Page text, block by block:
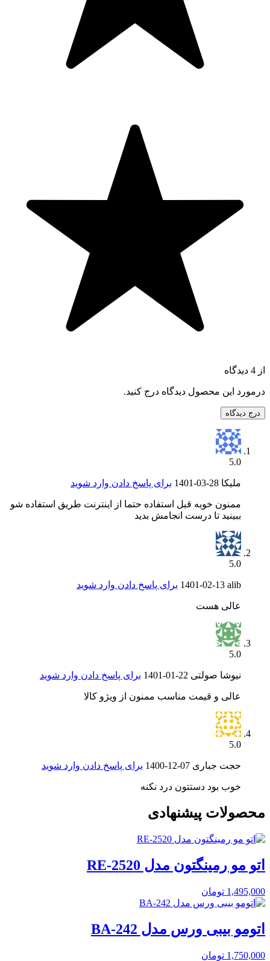
از 4 دیدگاه
درمورد این محصول دیدگاه درج کنید.
درج دیدگاه
5.0
ملیکا 1401-03-28 برای پاسخ دادن وارد شوید
ممنون خوبه قبل استفاده حتما از اینترنت طریق استفاده شو
ببینید تا درست انجامش بدید
5.0
alib
1401-02-13 برای پاسخ دادن وارد شوید
عالی هست
5.0
نیوشا صولتی 1401-01-22 برای پاسخ دادن وارد شوید
عالی و قیمت مناسب ممنون از ویژو کالا
5.0
حجت جباری 1400-12-07 برای پاسخ دادن وارد شوید
خوب بود دستتون درد نکنه
محصولات پیشنهادی
اتو مو رمینگتون مدل RE-2520
1,495,000 تومان
اتومو بیبی ورس مدل BA-242
1,750,000 تومان